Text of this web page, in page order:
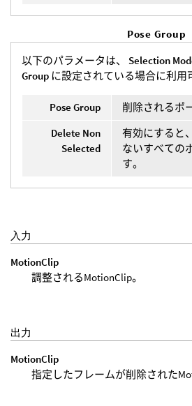
Pose Group
以下のパラメータは、 Selection
Group に設定されている場合に利用
Pose Group
削除されるポ
Delete Non
Selected
有効にすると
ないすべての
す。
入力
MotionClip
調整されるMotionClip。
出力
MotionClip
指定したフレームが削除された